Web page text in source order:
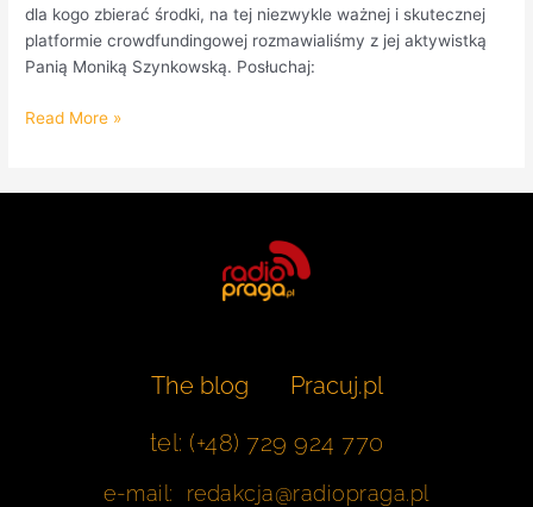
dla kogo zbierać środki, na tej niezwykle ważnej i skutecznej
platformie crowdfundingowej rozmawialiśmy z jej aktywistką
Panią Moniką Szynkowską. Posłuchaj:
Read More »
The blog
Pracuj.pl
tel: (+48) 729 924 770
e-mail: redakcja@radiopraga.pl